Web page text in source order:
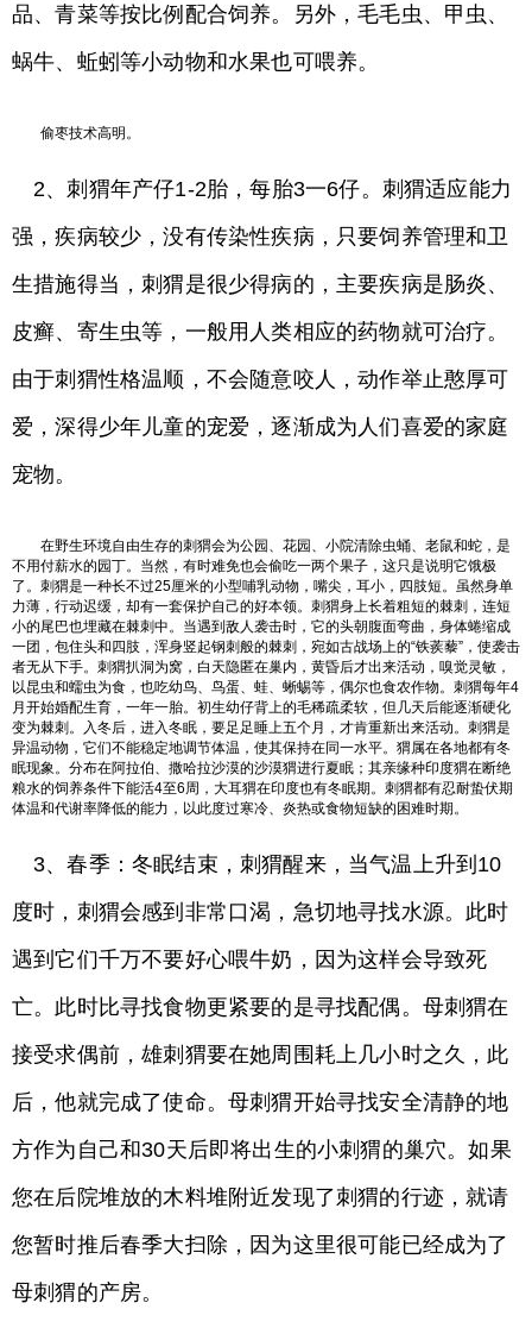
品、青菜等按比例配合饲养。另外，毛毛虫、甲虫、
蜗牛、蚯蚓等小动物和水果也可喂养。
偷枣技术高明。
2、刺猬年产仔1-2胎，每胎3一6仔。刺猬适应能力
强，疾病较少，没有传染性疾病，只要饲养管理和卫
生措施得当，刺猬是很少得病的，主要疾病是肠炎、
皮癣、寄生虫等，一般用人类相应的药物就可治疗。
由于刺猬性格温顺，不会随意咬人，动作举止憨厚可
爱，深得少年儿童的宠爱，逐渐成为人们喜爱的家庭
宠物。
在野生环境自由生存的刺猬会为公园、花园、小院清除虫蛹、老鼠和蛇，是
不用付薪水的园丁。当然，有时难免也会偷吃一两个果子，这只是说明它饿极
了。刺猬是一种长不过25厘米的小型哺乳动物，嘴尖，耳小，四肢短。虽然身单
力薄，行动迟缓，却有一套保护自己的好本领。刺猬身上长着粗短的棘刺，连短
小的尾巴也埋藏在棘刺中。当遇到敌人袭击时，它的头朝腹面弯曲，身体蜷缩成
一团，包住头和四肢，浑身竖起钢刺般的棘刺，宛如古战场上的“铁蒺藜”，使袭击
者无从下手。刺猬扒洞为窝，白天隐匿在巢内，黄昏后才出来活动，嗅觉灵敏，
以昆虫和蠕虫为食，也吃幼鸟、鸟蛋、蛙、蜥蜴等，偶尔也食农作物。刺猬每年4
月开始婚配生育，一年一胎。初生幼仔背上的毛稀疏柔软，但几天后能逐渐硬化
变为棘刺。入冬后，进入冬眠，要足足睡上五个月，才肯重新出来活动。刺猬是
异温动物，它们不能稳定地调节体温，使其保持在同一水平。猬属在各地都有冬
眠现象。分布在阿拉伯、撒哈拉沙漠的沙漠猬进行夏眠；其亲缘种印度猬在断绝
粮水的饲养条件下能活4至6周，大耳猬在印度也有冬眠期。刺猬都有忍耐蛰伏期
体温和代谢率降低的能力，以此度过寒冷、炎热或食物短缺的困难时期。
3、春季：冬眠结束，刺猬醒来，当气温上升到10
度时，刺猬会感到非常口渴，急切地寻找水源。此时
遇到它们千万不要好心喂牛奶，因为这样会导致死
亡。此时比寻找食物更紧要的是寻找配偶。母刺猬在
接受求偶前，雄刺猬要在她周围耗上几小时之久，此
后，他就完成了使命。母刺猬开始寻找安全清静的地
方作为自己和30天后即将出生的小刺猬的巢穴。如果
您在后院堆放的木料堆附近发现了刺猬的行迹，就请
您暂时推后春季大扫除，因为这里很可能已经成为了
母刺猬的产房。